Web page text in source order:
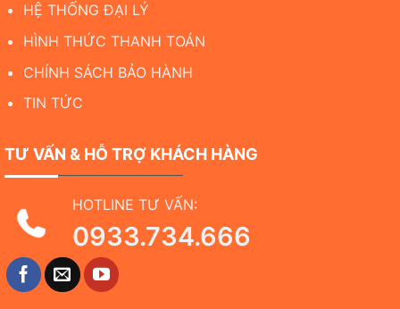
HỆ THỐNG ĐẠI LÝ
HÌNH THỨC THANH TOÁN
CHÍNH SÁCH BẢO HÀNH
TIN TỨC
TƯ VẤN & HỖ TRỢ KHÁCH HÀNG
HOTLINE TƯ VẤN:
0933.734.666